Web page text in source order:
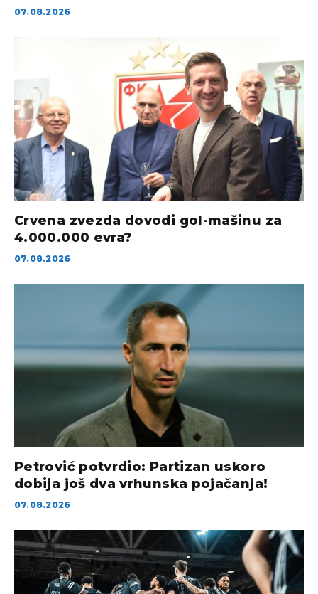
07.08.2026
Crvena zvezda dovodi gol-mašinu za
4.000.000 evra?
07.08.2026
Petrović potvrdio: Partizan uskoro
dobija još dva vrhunska pojačanja!
07.08.2026